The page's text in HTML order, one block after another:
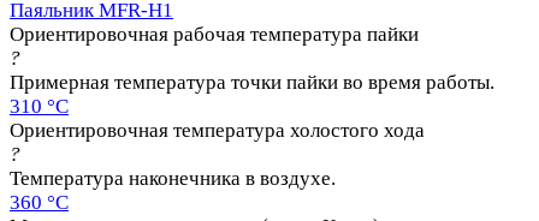
Паяльник MFR-H1
Ориентировочная рабочая температура пайки
?
Примерная температура точки пайки во время работы.
310 °C
Ориентировочная температура холостого хода
?
Температура наконечника в воздухе.
360 °C